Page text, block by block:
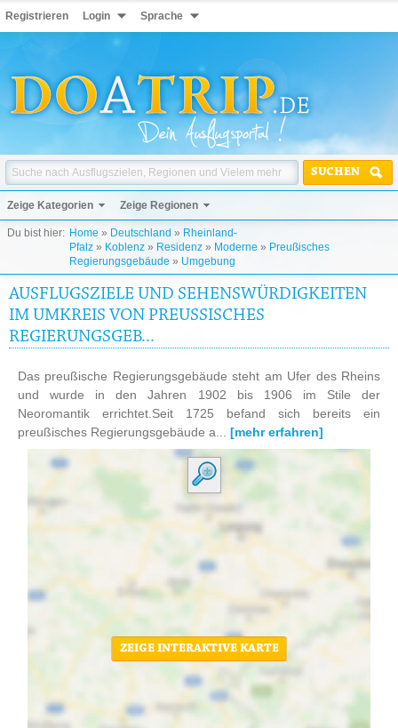
Registrieren Login Sprache
SUCHEN
Zeige Kategorien Zeige Regionen
Du bist hier: Home » Deutschland » Rheinland-
Pfalz » Koblenz » Residenz » Moderne » Preußisches
Regierungsgebäude » Umgebung
AUSFLUGSZIELE UND SEHENSWÜRDIGKEITEN
IM UMKREIS VON PREUSSISCHES R
EGIERUNGSGEB...
Das preußische Regierungsgebäude steht am Ufer des Rheins
und wurde in den Jahren 1902 bis 1906 im Stile der
Neoromantik errichtet.Seit 1725 befand sich bereits ein
preußisches Regierungsgebäude a... [mehr erfahren]
ZEIGE INTERAKTIVE KARTE